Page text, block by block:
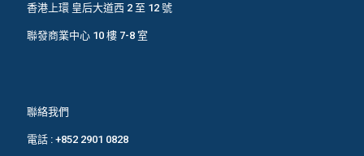
香港上環 皇后大道西 2 至 12 號
聯發商業中心 10 樓 7-8 室
聯絡我們
電話 : +852 2901 0828